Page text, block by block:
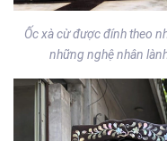
Ốc xà cừ được đính theo
những nghệ nhân